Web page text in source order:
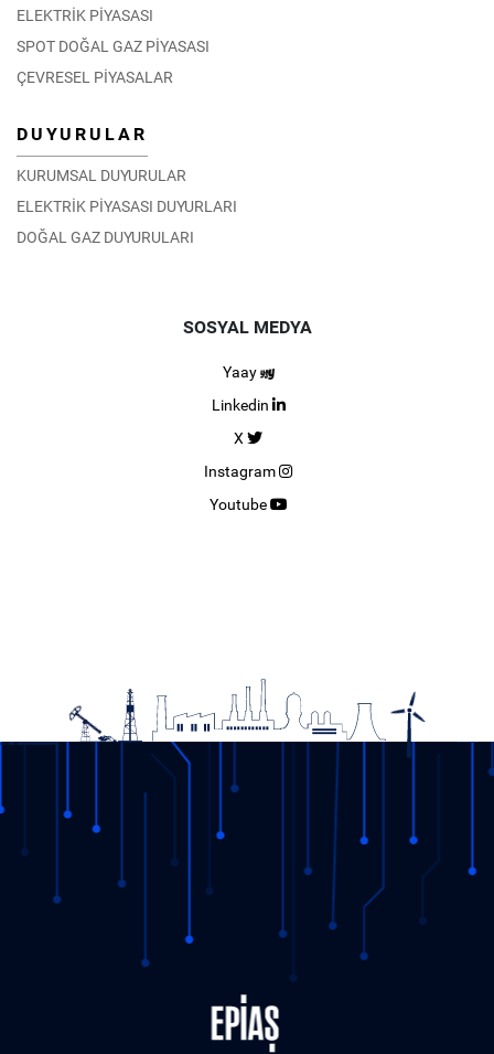
ELEKTRİK PİYASASI
SPOT DOĞAL GAZ PİYASASI
ÇEVRESEL PİYASALAR
DUYURULAR
KURUMSAL DUYURULAR
ELEKTRİK PİYASASI DUYURLARI
DOĞAL GAZ DUYURULARI
SOSYAL MEDYA
Yaay
Linkedin
X
Instagram
Youtube